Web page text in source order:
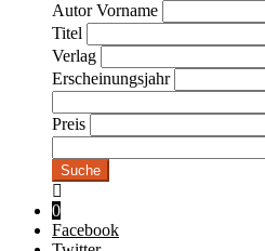
Autor Vorname
Titel
Verlag
Erscheinungsjahr
Preis
Suche
0
Facebook